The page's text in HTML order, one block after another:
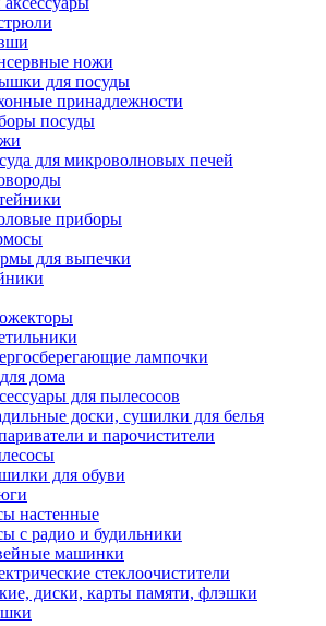
ножи
для посуды
принадлежности
посуды
для микроволновых печей
приборы
для выпечки
лампочки
дома
для пылесосов
доски, сушилки для белья
и парочистители
для обуви
настенные
с радио и будильники
машинки
стеклоочистители
диски, карты памяти, флэшки